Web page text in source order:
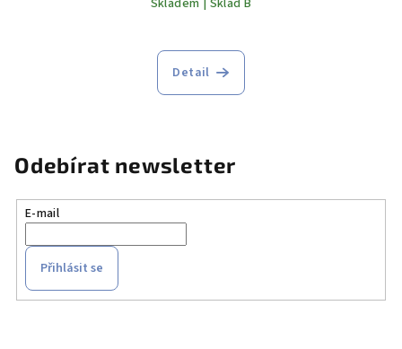
Skladem | Sklad B
Detail
Odebírat newsletter
E-mail
Přihlásit se